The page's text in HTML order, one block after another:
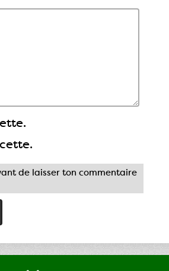
de laisser ton commentaire